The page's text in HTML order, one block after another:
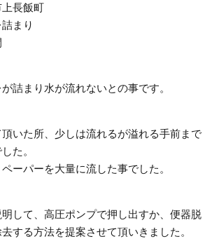
長飯町
まり
詰まり水が流れないとの事です。
いた所、少しは流れるが溢れる手前まで
た。
ーパーを大量に流した事でした。
して、高圧ポンプで押し出すか、便器脱
する方法を提案させて頂いきました。